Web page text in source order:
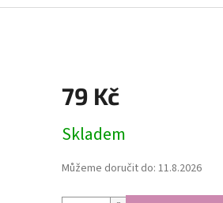
79 Kč
cena:
Skladem
Můžeme doručit do: 11.8.2026